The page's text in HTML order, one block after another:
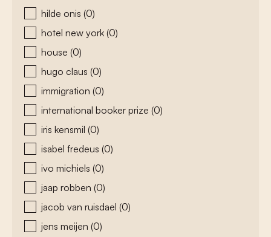
hilde onis (0)
hotel new york (0)
house (0)
hugo claus (0)
immigration (0)
international booker prize (0)
iris kensmil (0)
isabel fredeus (0)
ivo michiels (0)
jaap robben (0)
jacob van ruisdael (0)
jens meijen (0)